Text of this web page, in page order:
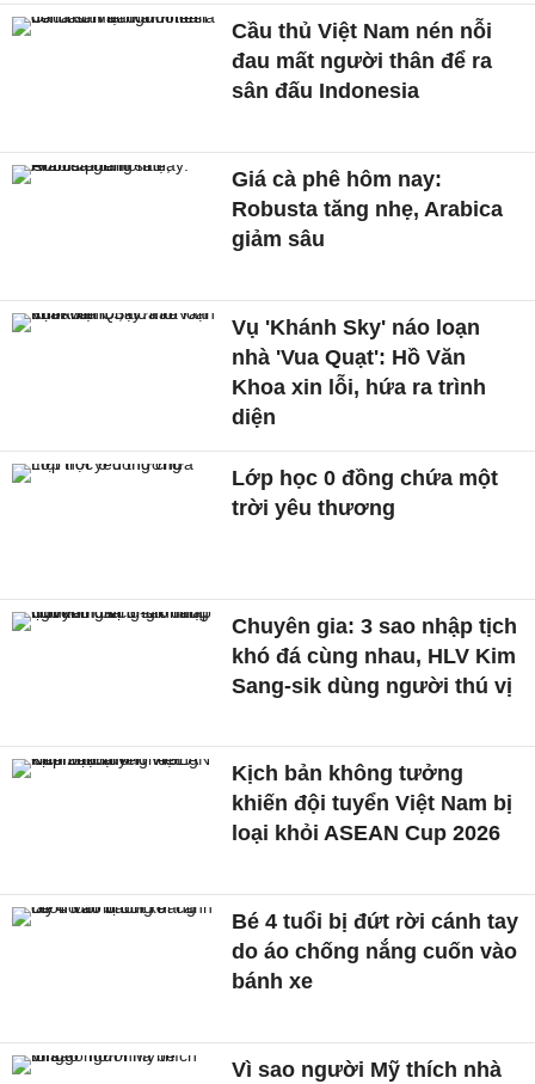
Cầu thủ Việt Nam nén nỗi
đau mất người thân để ra
sân đấu Indonesia
Giá cà phê hôm nay:
Robusta tăng nhẹ, Arabica
giảm sâu
Vụ 'Khánh Sky' náo loạn
nhà 'Vua Quạt': Hồ Văn
Khoa xin lỗi, hứa ra trình
diện
Lớp học 0 đồng chứa một
trời yêu thương
Chuyên gia: 3 sao nhập tịch
khó đá cùng nhau, HLV Kim
Sang-sik dùng người thú vị
Kịch bản không tưởng
khiến đội tuyển Việt Nam bị
loại khỏi ASEAN Cup 2026
Bé 4 tuổi bị đứt rời cánh tay
do áo chống nắng cuốn vào
bánh xe
Vì sao người Mỹ thích nhà